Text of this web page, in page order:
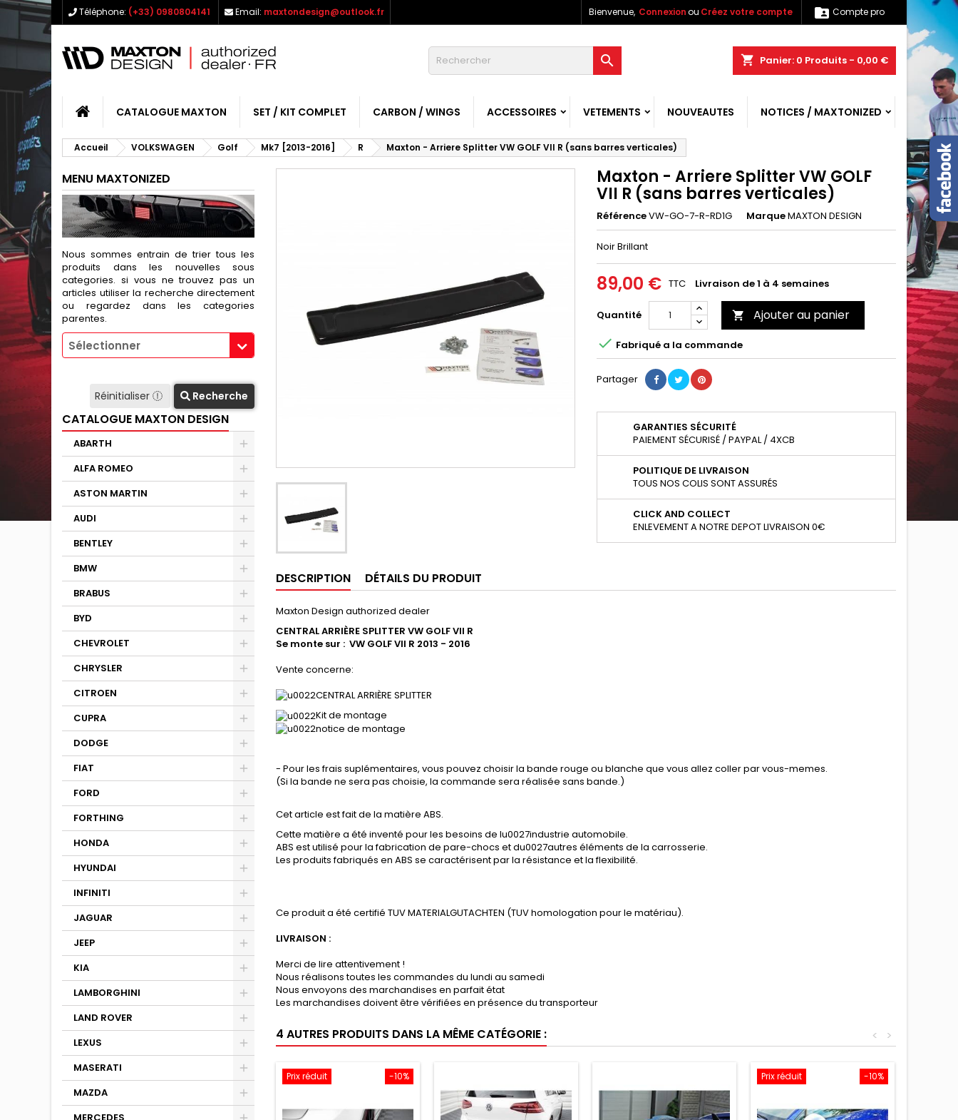
Téléphone: (+33) 0980804141 Email: maxtondesign@outlook.fr  Compte pro
Bienvenue, Connexionou Créez votre compte
shopping_cart Panier: 0 Produits - 0,00 €

CATALOGUE MAXTON SET / KIT COMPLET CARBON / WINGS ACCESSOIRES VETEMENTS NOUVEAUTES NOTICES / MAXTONIZED
Accueil VOLKSWAGEN Golf Mk7 [2013-2016] R Maxton - Arriere Splitter VW GOLF VII R (sans barres verticales)
MENU MAXTONIZED
Nous sommes entrain de trier tous les
produits dans les nouvelles sous
categories. si vous ne trouvez pas un
articles utiliser la recherche directement
ou regardez dans les categories
parentes.
Sélectionner
Réinitialiser Recherche
CATALOGUE MAXTON DESIGN
ABARTH
ALFA ROMEO
ASTON MARTIN
AUDI
BENTLEY
BMW
BRABUS
BYD
CHEVROLET
CHRYSLER
CITROEN
CUPRA
DODGE
FIAT
FORD
FORTHING
HONDA
HYUNDAI
INFINITI
JAGUAR
JEEP
KIA
LAMBORGHINI
LAND ROVER
LEXUS
MASERATI
MAZDA
Maxton - Arriere Splitter VW GOLF
VII R (sans barres verticales)
RéférenceVW-GO-7-R-RD1G MarqueMAXTON DESIGN
Noir Brillant
89,00 € TTC Livraison de 1 à 4 semaines
Quantité  Ajouter au panier
 Fabriqué a la commande
Partager
GARANTIES SÉCURITÉ
PAIEMENT SÉCURISÉ / PAYPAL / 4XCB
POLITIQUE DE LIVRAISON
TOUS NOS COLIS SONT ASSURÉS
CLICK AND COLLECT
ENLEVEMENT A NOTRE DEPOT LIVRAISON 0€
DESCRIPTION DÉTAILS DU PRODUIT
Maxton Design authorized dealer
CENTRAL ARRIÈRE SPLITTER VW GOLF VII R
Se monte sur : VW GOLF VII R 2013 - 2016
Vente concerne:
CENTRAL ARRIÈRE SPLITTER
Kit de montage
notice de montage
- Pour les frais suplémentaires, vous pouvez choisir la bande rouge ou blanche que vous allez coller par vous-memes.
(Si la bande ne sera pas choisie, la commande sera réalisée sans bande.)
Cet article est fait de la matière ABS.
Cette matière a été inventé pour les besoins de lu0027industrie automobile.
ABS est utilisé pour la fabrication de pare-chocs et du0027autres éléments de la carrosserie.
Les produits fabriqués en ABS se caractérisent par la résistance et la flexibilité.
Ce produit a été certifié TUV MATERIALGUTACHTEN (TUV homologation pour le matériau).
LIVRAISON :
Merci de lire attentivement !
Nous réalisons toutes les commandes du lundi au samedi
Nous envoyons des marchandises en parfait état
Les marchandises doivent être vérifiées en présence du transporteur
4 AUTRES PRODUITS DANS LA MÊME CATÉGORIE : >
<
-10%
Prix réduit -10%
Prix réduit